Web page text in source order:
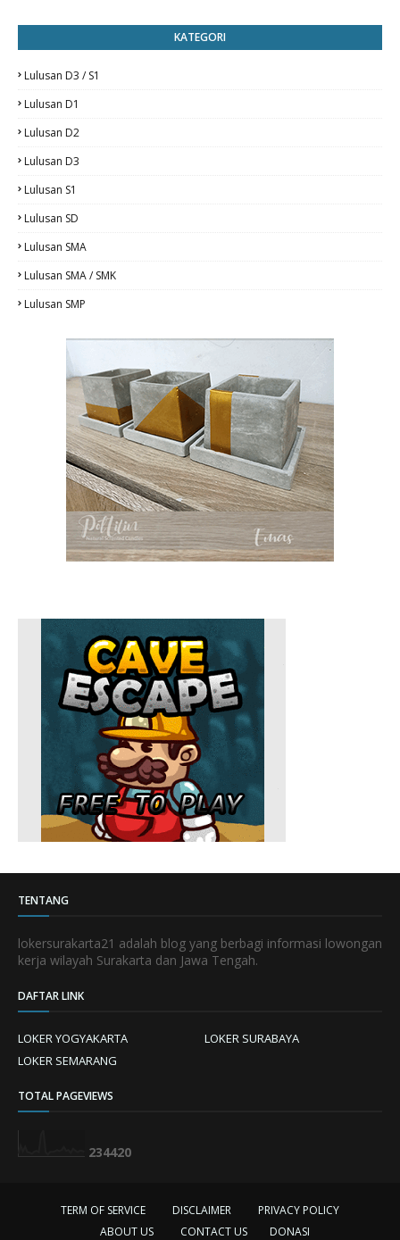
KATEGORI
Lulusan D3 / S1
Lulusan D1
Lulusan D2
Lulusan D3
Lulusan S1
Lulusan SD
Lulusan SMA
Lulusan SMA / SMK
Lulusan SMP
TENTANG
lokersurakarta21 adalah blog yang berbagi informasi lowongan
kerja wilayah Surakarta dan Jawa Tengah.
DAFTAR LINK
LOKER YOGYAKARTA
LOKER SURABAYA
LOKER SEMARANG
TOTAL PAGEVIEWS
234420
TERM OF SERVICE DISCLAIMER
PRIVACY POLICY
ABOUT US
CONTACT US DONASI